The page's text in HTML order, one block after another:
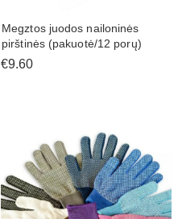
Megztos juodos nailoninės
pirštinės (pakuotė/12 porų)
€9.60